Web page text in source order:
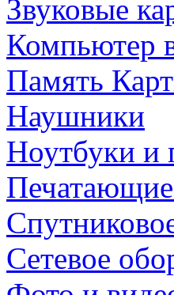
Звуковые
Компьютер
Память
Наушники
Ноутбуки и
Печатающие
Сетевое